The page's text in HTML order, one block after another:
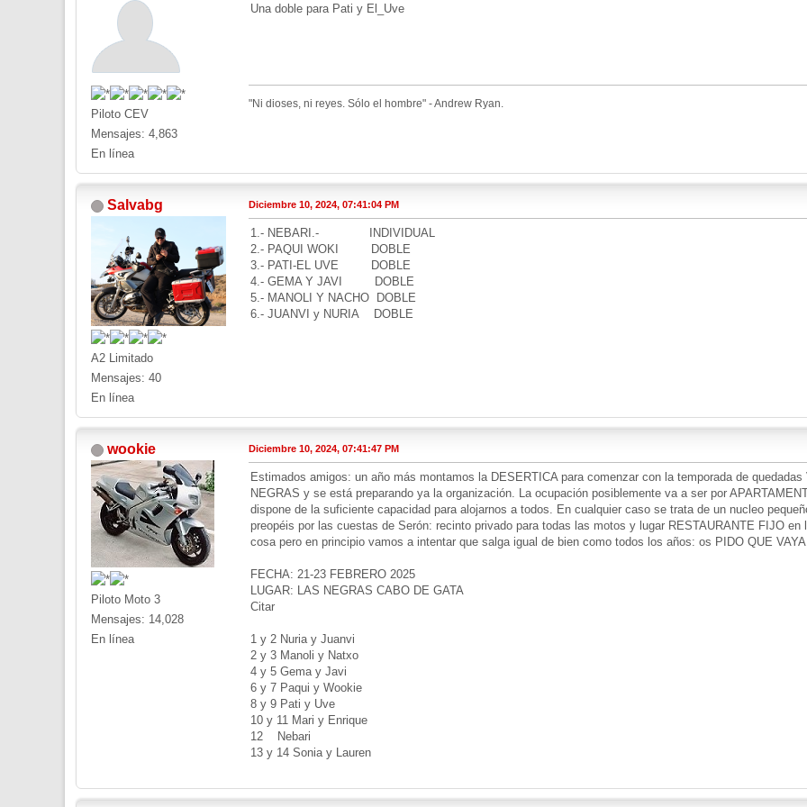
Piloto CEV
Mensajes: 4,863
En línea
Una doble para Pati y El_Uve
"Ni dioses, ni reyes. Sólo el hombre" - Andrew Ryan.
Salvabg
A2 Limitado
Mensajes: 40
En línea
Diciembre 10, 2024, 07:41:04 PM
1.- NEBARI.- INDIVIDUAL
2.- PAQUI WOKI DOBLE
3.- PATI-EL UVE DOBLE
4.- GEMA Y JAVI DOBLE
5.- MANOLI Y NACHO DOBLE
6.- JUANVI y NURIA DOBLE
wookie
Piloto Moto 3
Mensajes: 14,028
En línea
Diciembre 10, 2024, 07:41:47 PM
Estimados amigos: un año más montamos la DESERTICA para comenzar con la temporada de
NEGRAS y se está preparando ya la organización. La ocupación posiblemente va a ser por
dispone de la suficiente capacidad para alojarnos a todos. En cualquier caso se trata de un nucleo
preopéis por las cuestas de Serón: recinto privado para todas las motos y lugar RESTAURANTE FIJO
cosa pero en principio vamos a intentar que salga igual de bien como todos los años: os PIDO QUE
FECHA: 21-23 FEBRERO 2025
LUGAR: LAS NEGRAS CABO DE GATA
Citar
1 y 2 Nuria y Juanvi
2 y 3 Manoli y Natxo
4 y 5 Gema y Javi
6 y 7 Paqui y Wookie
8 y 9 Pati y Uve
10 y 11 Mari y Enrique
12 Nebari
13 y 14 Sonia y Lauren